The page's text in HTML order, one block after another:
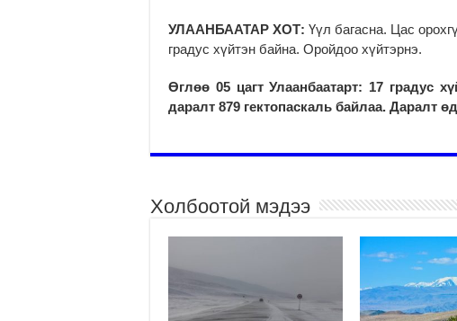
УЛААНБААТАР ХОТ: Үүл багасна. Цас
градус хүйтэн байна. Оройдоо хүйтэрнэ.
Өглөө 05 цагт Улаанбаатарт: 17 градус
даралт 879 гектопаскаль байлаа. Даралт
Холбоотой мэдээ